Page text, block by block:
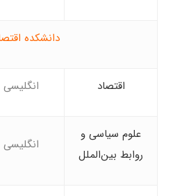
دانشکده
انگلیسی اقتصاد
انگلیسی
علوم سیاسی و
روابط بین‌الملل